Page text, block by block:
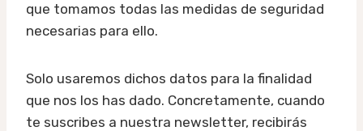
que tomamos todas las medidas de seguridad
necesarias para ello.
Solo usaremos dichos datos para la finalidad
que nos los has dado. Concretamente, cuando
te suscribes a nuestra newsletter, recibirás